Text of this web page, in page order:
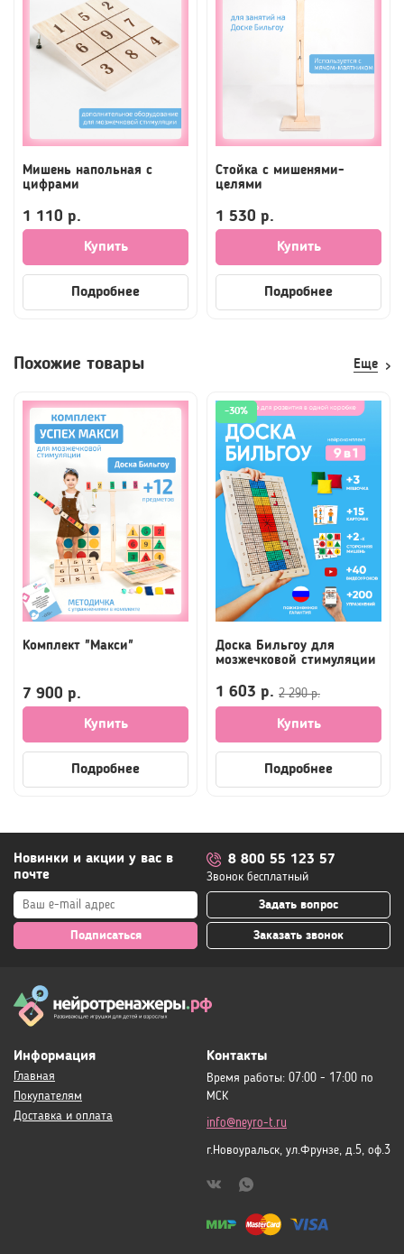
Мишень напольная с
цифрами
1 110 р.
Купить
Подробнее
Стойка с мишенями-
целями
1 530 р.
Купить
Подробнее
Похожие товары
Комплект "Макси"
7 900 р.
Купить
Подробнее
-30%
Доска Бильгоу для
мозжечковой стимуляции
1 603 р. 2 290 р.
Купить
Подробнее
Новинки и акции у вас в
почте
Подписаться
8 800 55 123 57
Звонок бесплатный
Задать вопрос
Заказать звонок
Информация
Главная
Покупателям
Доставка и оплата
Контакты
Время работы: 07:00 - 17:00 по
МСК
info@neyro-t.ru
г.Новоуральск, ул.Фрунзе, д.5, оф.3